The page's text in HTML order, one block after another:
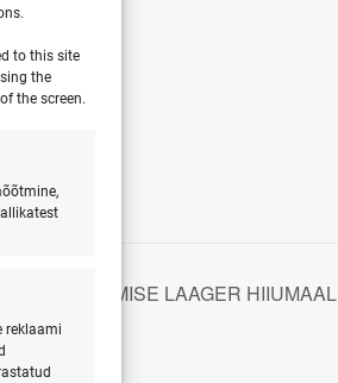
to this site
the
the screen.
reklaami
JA HINGAMISE LAAGER HIIUMAAL